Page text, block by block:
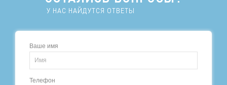
У НАС НАЙДУТСЯ ОТВЕТЫ
персональных данных в соответствии с
конфиденциальностии принимаете условия